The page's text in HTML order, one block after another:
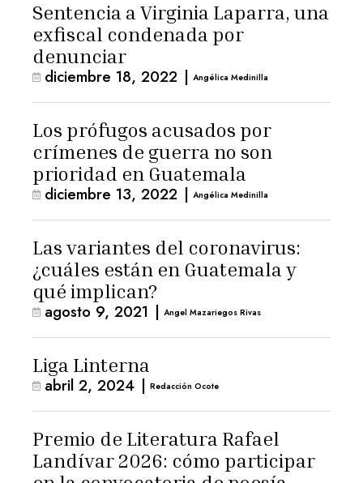
Sentencia a Virginia Laparra, una
exfiscal condenada por
denunciar
diciembre 18, 2022 | Angélica Medinilla
Los prófugos acusados por
crímenes de guerra no son
prioridad en Guatemala
diciembre 13, 2022 | Angélica Medinilla
Las variantes del coronavirus:
¿cuáles están en Guatemala y
qué implican?
agosto 9, 2021 | Angel Mazariegos Rivas
Liga Linterna
abril 2, 2024 | Redacción Ocote
Premio de Literatura Rafael
Landívar 2026: cómo participar